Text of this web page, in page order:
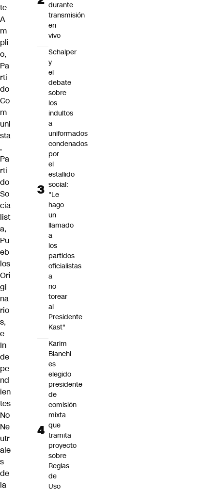
te
A
m
pli
o,
Pa
rti
do
Co
m
uni
sta
,
Pa
rti
do
So
cia
list
a,
Pu
eb
los
Ori
gi
na
rio
s,
e
In
de
pe
nd
ien
tes
No
Ne
utr
ale
s
de
la
durante
transmisión
en
vivo
Schalper
y
el
debate
sobre
los
indultos
a
uniformados
condenados
por
el
estallido
social:
"Le
hago
un
llamado
a
los
partidos
oficialistas
a
no
torear
al
Presidente
Kast"
Karim
Bianchi
es
elegido
presidente
de
comisión
mixta
que
tramita
proyecto
sobre
Reglas
de
Uso